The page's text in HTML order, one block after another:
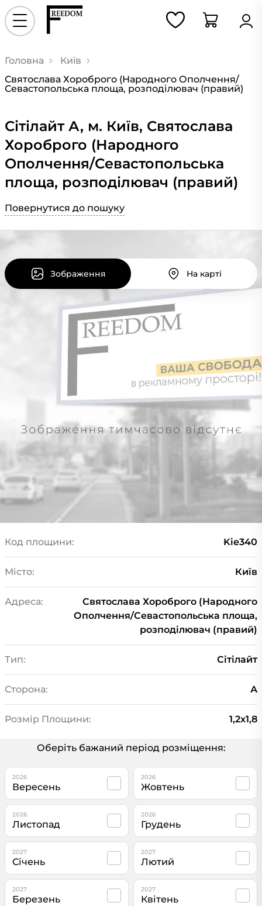
Головна
Київ
Святослава Хороброго (Народного Ополчення/
Севастопольська площа, розподілювач (правий)
Сiтiлайт А, м. Київ, Святослава
Хороброго (Народного
Ополчення/Севастопольська
площа, розподілювач (правий)
Повернутися до пошуку
Зображення На карті
Код площини: Kie340
Місто: Київ
Адреса:
Святослава Хороброго (Народного
Ополчення/Севастопольська площа,
розподілювач (правий)
Тип: Сiтiлайт
Сторона: А
Розмір Площини: 1,2x1,8
Оберіть бажаний період розміщення:
2026
Вересень
2026
Жовтень
2026
Листопад
2026
Грудень
2027
Січень
2027
Лютий
2027
Березень
2027
Квітень